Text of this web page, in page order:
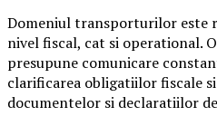
Domeniul transporturilor este
nivel fiscal, cat si operational.
presupune comunicare
clarificarea obligatiilor fiscale
documentelor si declaratiilor